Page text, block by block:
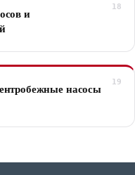
и
насосы